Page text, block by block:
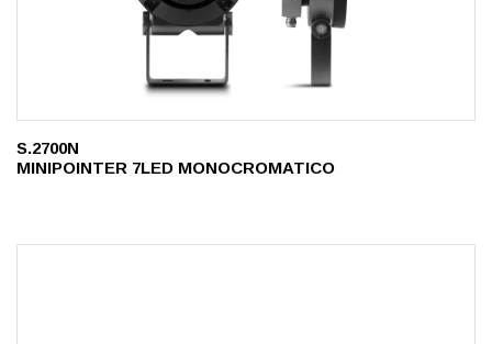
S.2700N
MINIPOINTER 7LED MONOCROMATICO